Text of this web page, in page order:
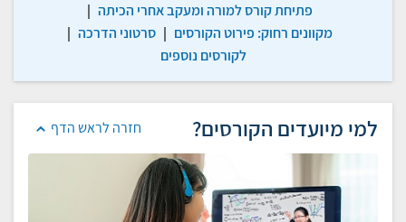
פתיחת קורס למורה ומעקב אחרי הכיתה |
מקוונים רחוק: פירוט הקורסים | סרטוני הדרכה |
לקורסים נוספים
חזרה לראש הדף למי מיועדים הקורסים?